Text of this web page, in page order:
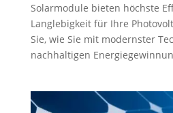
Solarmodule bieten höchste
Langlebigkeit für Ihre
Sie, wie Sie mit modernster
nachhaltigen